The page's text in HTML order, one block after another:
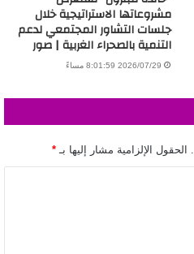
مشروعاتها الاستراتيجية خلال
جلسات التشاور المجتمعي لدعم
التنمية بالصحراء الغربية | صور
2026/07/29 8:01:59 مساءً
الحقول الإلزامية مشار إليها بـ *